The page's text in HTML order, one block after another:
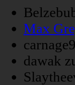
Max
carnage9
dawak